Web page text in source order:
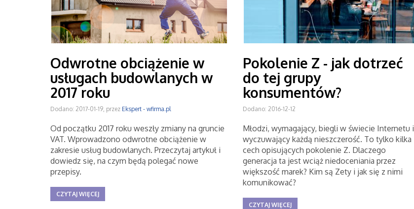
Odwrotne obciążenie w
usługach budowlanych w
2017 roku
Dodano: 2017-01-19, przez Ekspert - wfirma.pl
Od początku 2017 roku weszły zmiany na gruncie
VAT. Wprowadzono odwrotne obciążenie w
zakresie usług budowlanych. Przeczytaj artykuł i
dowiedz się, na czym będą polegać nowe
przepisy.
CZYTAJ WIĘCEJ
Pokolenie Z - jak dotrzeć
do tej grupy
konsumentów?
Dodano: 2016-12-12
Młodzi, wymagający, biegli w świecie Internetu i
wyczuwający każdą nieszczerość. To tylko kilka
cech opisujących pokolenie Z. Dlaczego
generacja ta jest wciąż niedoceniania przez
większość marek? Kim są Zety i jak się z nimi
komunikować?
CZYTAJ WIĘCEJ